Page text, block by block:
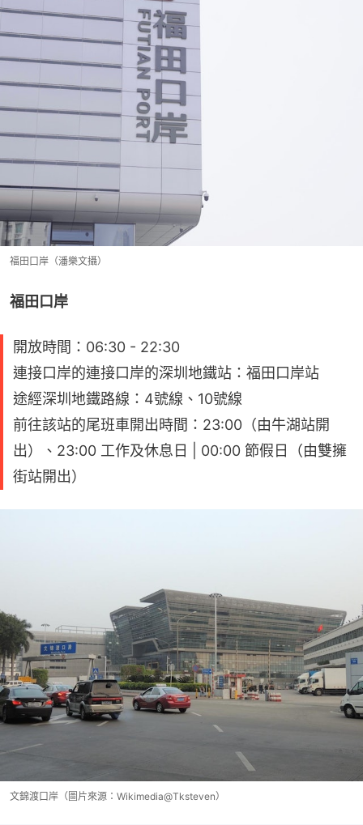
福田口岸（潘樂文攝）
福田口岸
開放時間：06:30 - 22:30
連接口岸的連接口岸的深圳地鐵站：福田口岸站
途經深圳地鐵路線：4號線、10號線
前往該站的尾班車開出時間：23:00（由牛湖站開
出）、23:00 工作及休息日 | 00:00 節假日（由雙擁
街站開出）
文錦渡口岸（圖片來源：Wikimedia@Tksteven）